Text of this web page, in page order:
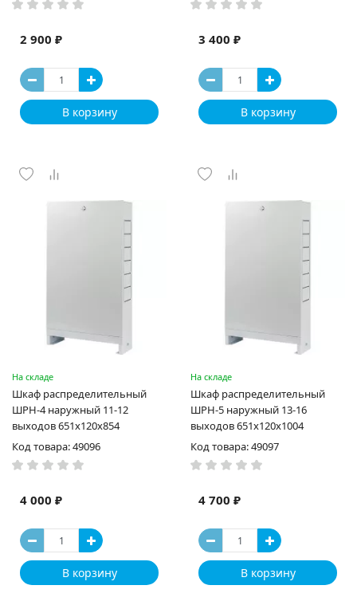
2 900 ₽
В корзину
3 400 ₽
В корзину
На складе
Шкаф распределительный
ШРН-4 наружный 11-12
выходов 651х120х854
Код товара: 49096
4 000 ₽
В корзину
На складе
Шкаф распределительный
ШРН-5 наружный 13-16
выходов 651х120х1004
Код товара: 49097
4 700 ₽
В корзину